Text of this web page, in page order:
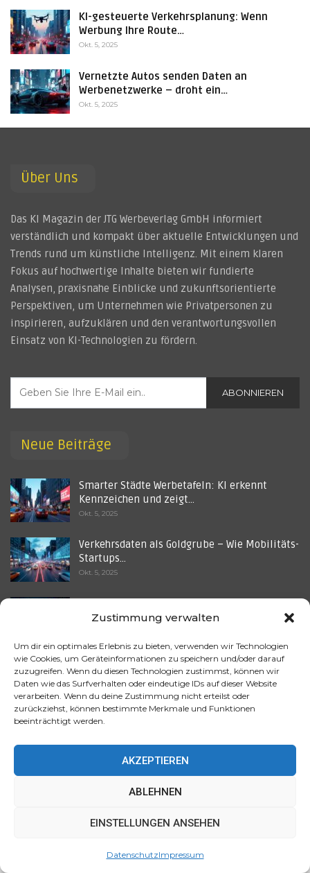
Zustimmung verwalten
Um dir ein optimales Erlebnis zu bieten, verwenden wir Technologien
wie Cookies, um Geräteinformationen zu speichern und/oder darauf
zuzugreifen. Wenn du diesen Technologien zustimmst, können wir
Daten wie das Surfverhalten oder eindeutige IDs auf dieser Website
verarbeiten. Wenn du deine Zustimmung nicht erteilst oder
zurückziehst, können bestimmte Merkmale und Funktionen
beeinträchtigt werden.
AKZEPTIEREN
ABLEHNEN
EINSTELLUNGEN ANSEHEN
DatenschutzImpressum
KI-gesteuerte Verkehrsplanung: Wenn
Werbung Ihre Route…
Okt. 5, 2025
Vernetzte Autos senden Daten an
Werbenetzwerke – droht ein…
Okt. 5, 2025
Über Uns
Das KI Magazin der JTG Werbeverlag GmbH informiert
verständlich und kompakt über aktuelle Entwicklungen und
Trends rund um künstliche Intelligenz. Mit einem klaren
Fokus auf hochwertige Inhalte bieten wir fundierte
Analysen, praxisnahe Einblicke und zukunftsorientierte
Perspektiven, um Unternehmen wie Privatpersonen zu
inspirieren, aufzuklären und den verantwortungsvollen
Einsatz von KI-Technologien zu fördern.
ABONNIEREN
Neue Beiträge
Smarter Städte Werbetafeln: KI erkennt
Kennzeichen und zeigt…
Okt. 5, 2025
Verkehrsdaten als Goldgrube – Wie Mobilitäts-
Startups…
Okt. 5, 2025
entlang Ihrer…
Autonome Fahrtaxis mit eingebauten
Werbebildschirmen –…
Welche Anwendungen hat künstliche
Intelligenz im Bereich der…
Kriegsführung und…
verbessern. Wir gehen davon aus, dass Sie damit
Akzeptieren Mehr erfahren